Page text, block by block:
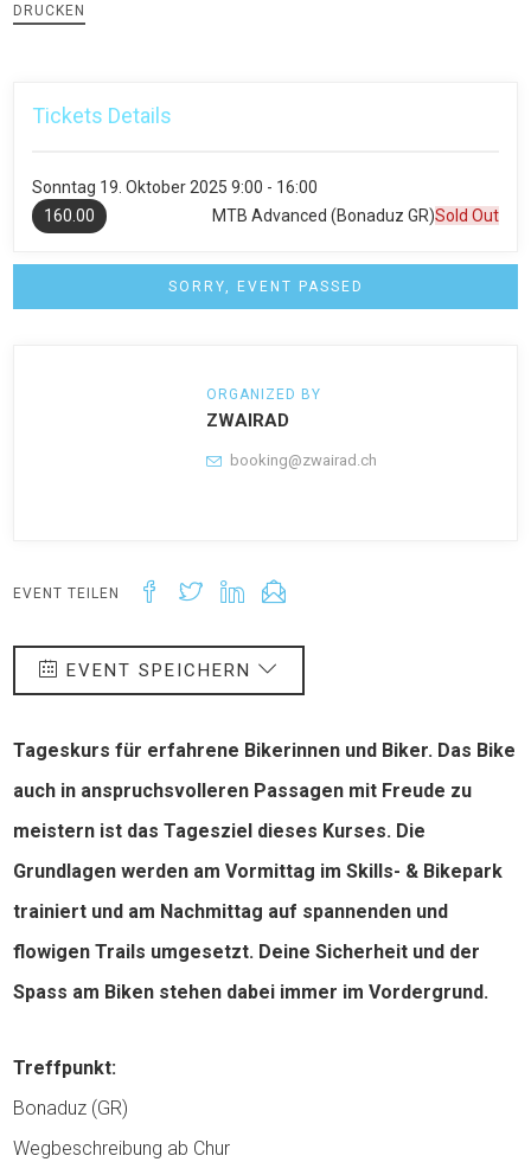
DRUCKEN
Tickets Details
Sonntag 19. Oktober 2025 9:00 - 16:00
MTB Advanced (Bonaduz GR)Sold Out
160.00
SORRY, EVENT PASSED
ORGANIZED BY
ZWAIRAD
booking@zwairad.ch
EVENT TEILEN
EVENT SPEICHERN
Tageskurs für erfahrene Bikerinnen und Biker. Das Bike
auch in anspruchsvolleren Passagen mit Freude zu
meistern ist das Tagesziel dieses Kurses. Die
Grundlagen werden am Vormittag im Skills- & Bikepark
trainiert und am Nachmittag auf spannenden und
flowigen Trails umgesetzt. Deine Sicherheit und der
Spass am Biken stehen dabei immer im Vordergrund.
Treffpunkt:
Bonaduz (GR)
Wegbeschreibung ab Chur